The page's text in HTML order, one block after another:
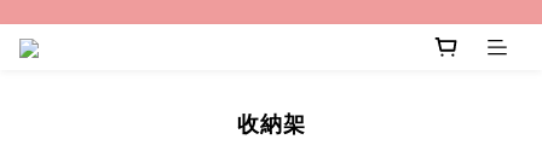
收納架